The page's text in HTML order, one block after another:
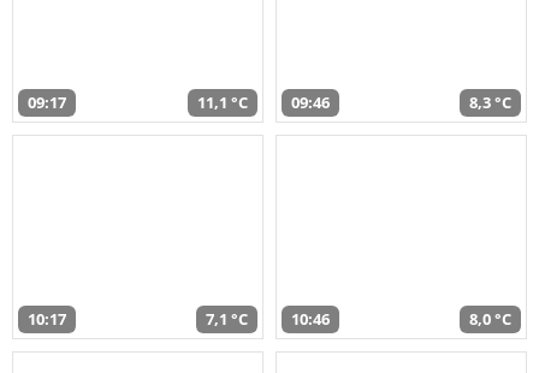
09:17 11,1 °C 09:46 8,3 °C
10:17 7,1 °C 10:46 8,0 °C